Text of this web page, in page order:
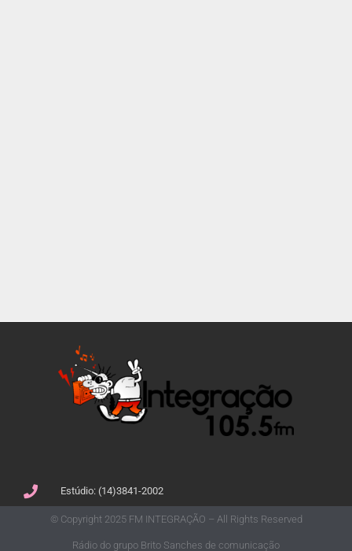
Estúdio: (14)3841-2002
© Copyright 2025 FM INTEGRAÇÃO – All Rights Reserved
Rádio do grupo Brito Sanches de comunicação